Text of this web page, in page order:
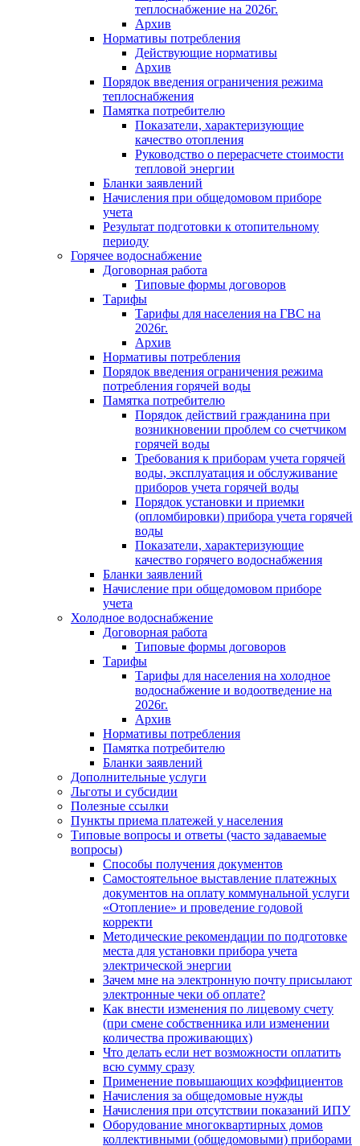
теплоснабжение на 2026г.
Архив
Нормативы потребления
Действующие нормативы
Архив
Порядок введения ограничения режима
теплоснабжения
Памятка потребителю
Показатели, характеризующие
качество отопления
Руководство о перерасчете стоимости
тепловой энергии
Бланки заявлений
Начисления при общедомовом приборе
учета
Результат подготовки к отопительному
периоду
Горячее водоснабжение
Договорная работа
Типовые формы договоров
Тарифы
Тарифы для населения на ГВС на
2026г.
Архив
Нормативы потребления
Порядок введения ограничения режима
потребления горячей воды
Памятка потребителю
Порядок действий гражданина при
возникновении проблем со счетчиком
горячей воды
Требования к приборам учета горячей
воды, эксплуатация и обслуживание
приборов учета горячей воды
Порядок установки и приемки
(опломбировки) прибора учета горячей
воды
Показатели, характеризующие
качество горячего водоснабжения
Бланки заявлений
Начисление при общедомовом приборе
учета
Холодное водоснабжение
Договорная работа
Типовые формы договоров
Тарифы
Тарифы для населения на холодное
водоснабжение и водоотведение на
2026г.
Архив
Нормативы потребления
Памятка потребителю
Бланки заявлений
Дополнительные услуги
Льготы и субсидии
Полезные ссылки
Пункты приема платежей у населения
Типовые вопросы и ответы (часто задаваемые
вопросы)
Способы получения документов
Самостоятельное выставление платежных
документов на оплату коммунальной услуги
«Отопление» и проведение годовой
корректи
Методические рекомендации по подготовке
места для установки прибора учета
электрической энергии
Зачем мне на электронную почту присылают
электронные чеки об оплате?
Как внести изменения по лицевому счету
(при смене собственника или изменении
количества проживающих)
Что делать если нет возможности оплатить
всю сумму сразу
Применение повышающих коэффициентов
Начисления за общедомовые нужды
Начисления при отсутствии показаний ИПУ
Оборудование многоквартирных домов
коллективными (общедомовыми) приборами